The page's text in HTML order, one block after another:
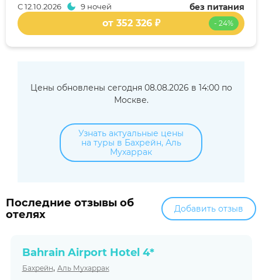
без питания
С12.10.2026 9 ночей
- 24%
от 352 326 ₽
Цены обновлены сегодня 08.08.2026 в 14:00 по
Москве.
Узнать актуальные цены
на туры в Бахрейн, Аль
Мухаррак
Последние отзывы об
отелях
Добавить отзыв
Bahrain Airport Hotel 4*
Бахрейн, Аль Мухаррак